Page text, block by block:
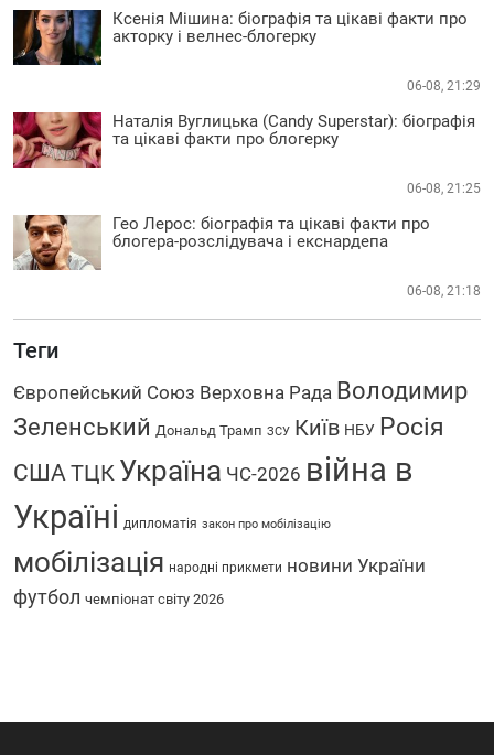
Ксенія Мішина: біографія та цікаві факти про
акторку і велнес-блогерку
06-08, 21:29
Наталія Вуглицька (Candy Superstar): біографія
та цікаві факти про блогерку
06-08, 21:25
Гео Лерос: біографія та цікаві факти про
блогера-розслідувача і екснардепа
06-08, 21:18
Теги
Європейський Союз Верховна Рада Володимир
Зеленський Дональд Трамп ЗСУ Київ НБУ Росія
СШАТЦК Україна ЧС-2026 війна в
Україні дипломатія закон про мобілізацію
мобілізація народні прикмети новини України
футбол чемпіонат світу 2026